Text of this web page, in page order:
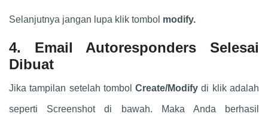
Selanjutnya jangan lupa klik tombol modify.
4. Email Autoresponders Selesai
Dibuat
Jika tampilan setelah tombolCreate/Modify di klik adalah
seperti Screenshot di bawah. Maka Anda berhasil